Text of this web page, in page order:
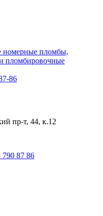
номерные пломбы,
пломбировочные
86
пр-т, 44, к.12
790 87 86